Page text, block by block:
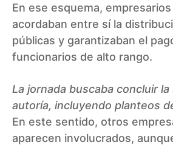
En ese esquema,
acordaban entre sí la
públicas y garantizaban el
funcionarios de alto rango.
La jornada buscaba concluir
autoría, incluyendo planteos
En este sentido, otros
aparecen involucrados,